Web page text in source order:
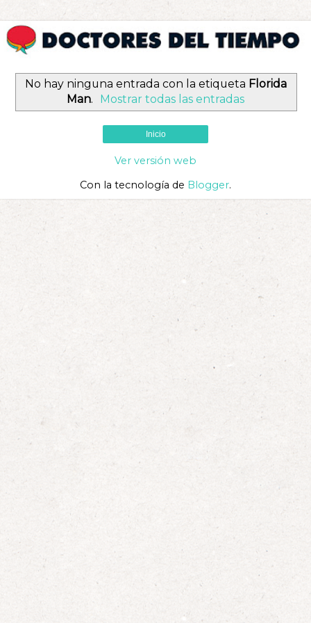
No hay ninguna entrada con la etiqueta Florida
Man. Mostrar todas las entradas
Inicio
Ver versión web
Con la tecnología de Blogger.